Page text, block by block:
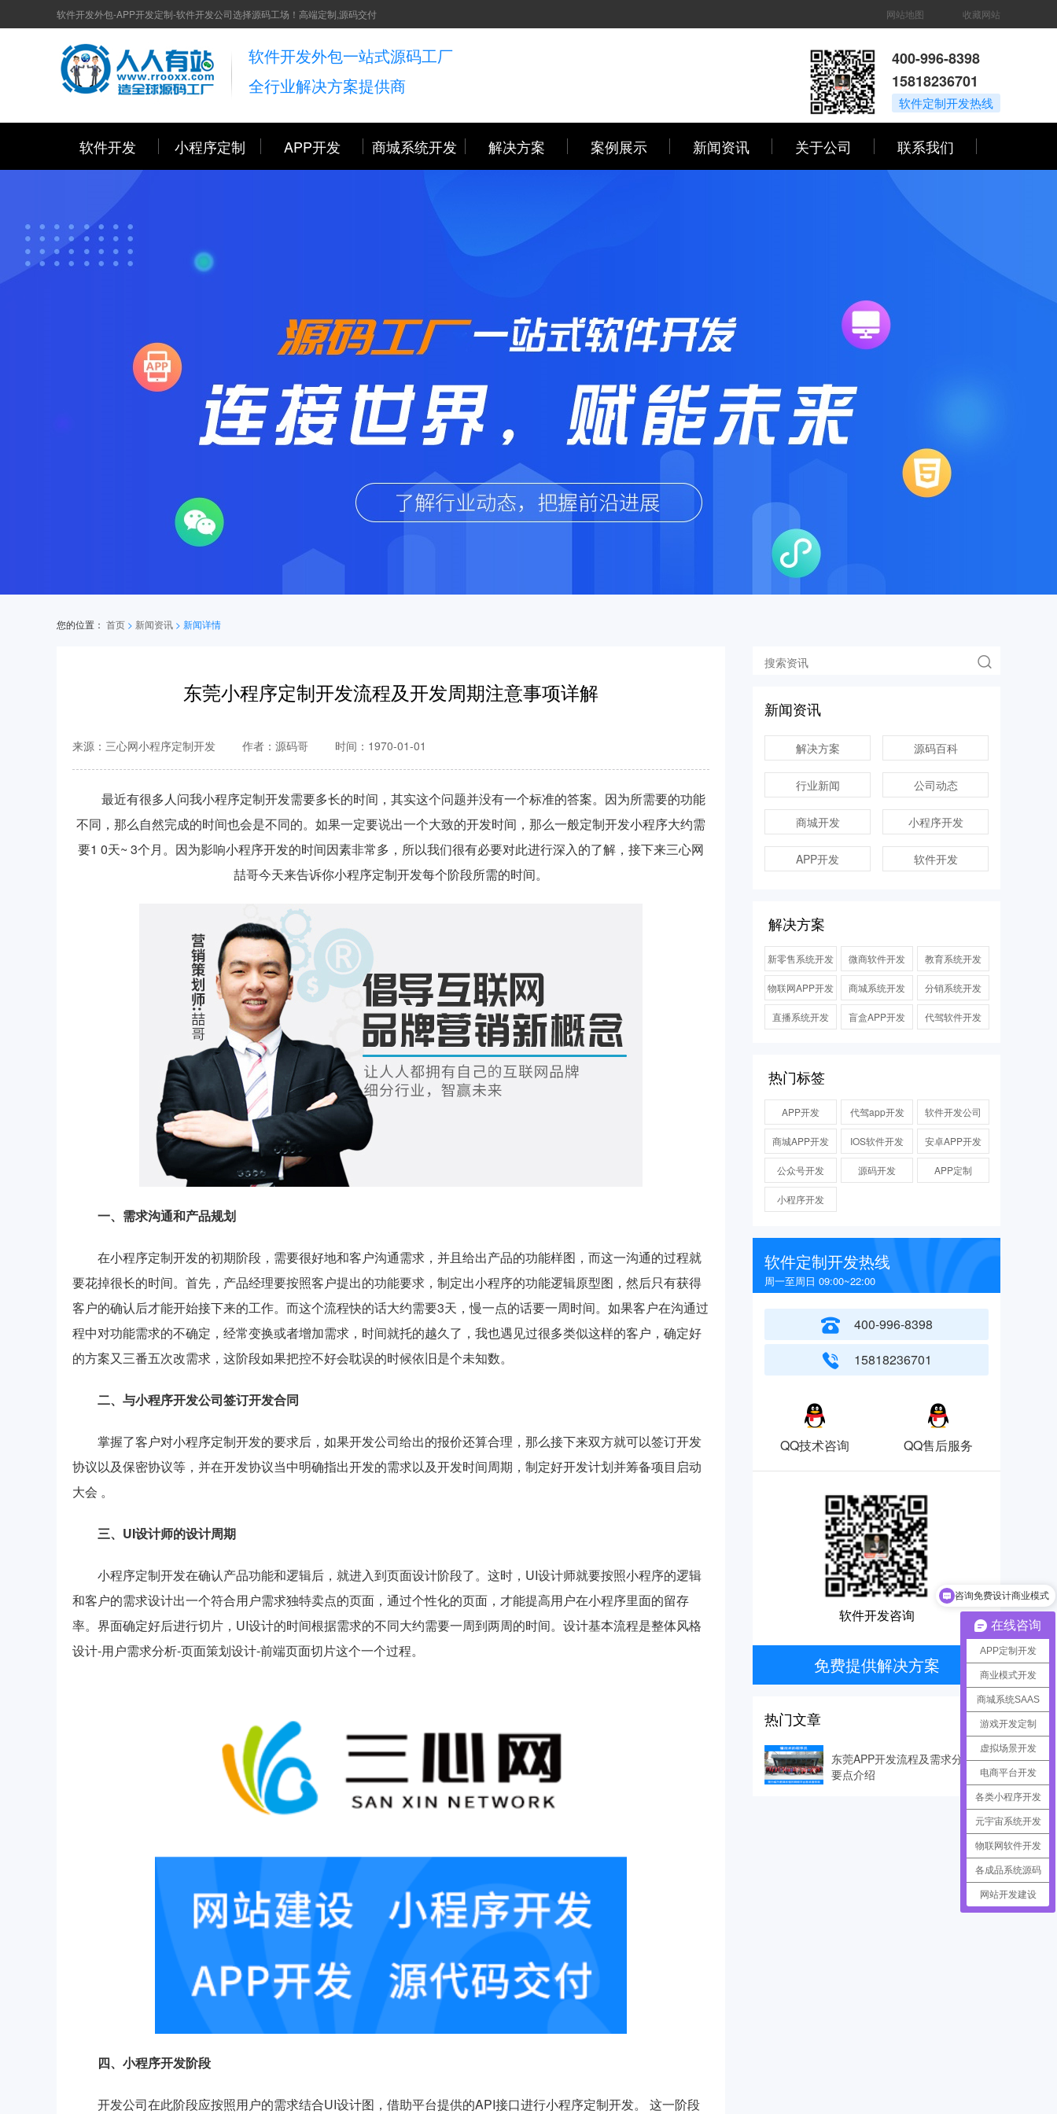
软件开发外包-APP开发定制-软件开发公司选择源码工场！高端定制,源码交付 网站地图 收藏网站
软件开发外包一站式源码工厂
全行业解决方案提供商
400-996-8398
15818236701
软件定制开发热线
软件开发 小程序定制 APP开发 商城系统开发 解决方案 案例展示 新闻资讯 关于公司 联系我们
您的位置： 首页 > 新闻资讯 > 新闻详情
东莞小程序定制开发流程及开发周期注意事项详解
来源：三心网小程序定制开发 作者：源码哥 时间：1970-01-01
最近有很多人问我小程序定制开发需要多长的时间，其实这个问题并没有一个标准的答案。因为所需要的功能
不同，那么自然完成的时间也会是不同的。如果一定要说出一个大致的开发时间，那么一般定制开发小程序大约需
要1 0天~ 3个月。因为影响小程序开发的时间因素非常多，所以我们很有必要对此进行深入的了解，接下来三心网
喆哥今天来告诉你小程序定制开发每个阶段所需的时间。
一、需求沟通和产品规划
在小程序定制开发的初期阶段，需要很好地和客户沟通需求，并且给出产品的功能样图，而这一沟通的过程就
要花掉很长的时间。首先，产品经理要按照客户提出的功能要求，制定出小程序的功能逻辑原型图，然后只有获得
客户的确认后才能开始接下来的工作。而这个流程快的话大约需要3天，慢一点的话要一周时间。如果客户在沟通过
程中对功能需求的不确定，经常变换或者增加需求，时间就托的越久了，我也遇见过很多类似这样的客户，确定好
的方案又三番五次改需求，这阶段如果把控不好会耽误的时候依旧是个未知数。
二、与小程序开发公司签订开发合同
掌握了客户对小程序定制开发的要求后，如果开发公司给出的报价还算合理，那么接下来双方就可以签订开发
协议以及保密协议等， 并在开发协议当中明确指出开发的需求以及开发时间周期， 制定好开发计划并筹备项目启动
大会 。
三、UI设计师的设计周期
小程序定制开发在确认产品功能和逻辑后，就进入到页面设计阶段了。这时，UI设计师就要按照小程序的逻辑
和客户的需求设计出一个符合用户需求独特卖点的页面，通过个性化的页面，才能提高用户在小程序里面的留存
率。界面确定好后进行切片，UI设计的时间根据需求的不同大约需要一周到两周的时间。设计基本流程是整体风格
设计-用户需求分析-页面策划设计-前端页面切片这个一个过程。
四、小程序开发阶段
开发公司在此阶段应按照用户的需求结合UI设计图，借助平台提供的API接口进行小程序定制开发。 这一阶段
新闻资讯
解决方案 源码百科
行业新闻 公司动态
商城开发 小程序开发
APP开发 软件开发
解决方案
新零售系统开发 微商软件开发 教育系统开发
物联网APP开发 商城系统开发 分销系统开发
直播系统开发 盲盒APP开发 代驾软件开发
热门标签
APP开发 代驾app开发 软件开发公司
商城APP开发 IOS软件开发 安卓APP开发
公众号开发 源码开发 APP定制
小程序开发
软件定制开发热线
周一至周日 09:00~22:00
400-996-8398
15818236701
QQ技术咨询 QQ售后服务
软件开发咨询
免费提供解决方案
热门文章
东莞APP开发流程及需求分析等
要点介绍
在线咨询
APP定制开发
商业模式开发
商城系统SAAS
游戏开发定制
虚拟场景开发
电商平台开发
各类小程序开发
元宇宙系统开发
物联网软件开发
各成品系统源码
网站开发建设
咨询免费设计商业模式